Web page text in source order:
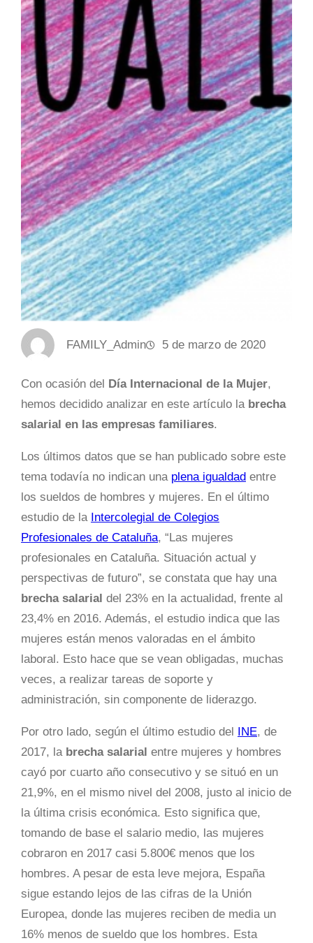
FAMILY_Admin 5 de marzo de 2020
Con ocasión del Día Internacional de la Mujer,
hemos decidido analizar en este artículo la brecha
salarial en las empresas familiares.
Los últimos datos que se han publicado sobre este
tema todavía no indican una plena igualdad entre
los sueldos de hombres y mujeres. En el último
estudio de la Intercolegial de Colegios
Profesionales de Cataluña, “Las mujeres
profesionales en Cataluña. Situación actual y
perspectivas de futuro”, se constata que hay una
brecha salarial del 23% en la actualidad, frente al
23,4% en 2016. Además, el estudio indica que las
mujeres están menos valoradas en el ámbito
laboral. Esto hace que se vean obligadas, muchas
veces, a realizar tareas de soporte y
administración, sin componente de liderazgo.
Por otro lado, según el último estudio del INE, de
2017, la brecha salarial entre mujeres y hombres
cayó por cuarto año consecutivo y se situó en un
21,9%, en el mismo nivel del 2008, justo al inicio de
la última crisis económica. Esto significa que,
tomando de base el salario medio, las mujeres
cobraron en 2017 casi 5.800€ menos que los
hombres. A pesar de esta leve mejora, España
sigue estando lejos de las cifras de la Unión
Europea, donde las mujeres reciben de media un
16% menos de sueldo que los hombres. Esta